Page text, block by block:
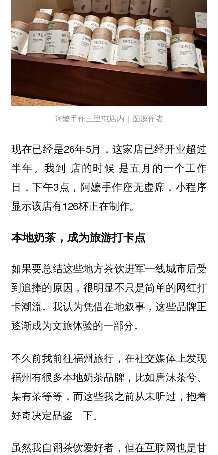
阿嬷手作三里屯店内｜图源作者
现在已经是26年5月，这家店已经开业超过
半年。我到 店的时候 是五月的一个工作
日，下午3点，阿嬷手作座无虚席，小程序
显示该店有126杯正在制作。
本地奶茶，成为旅游打卡点
如果要总结这些地方茶饮进军一线城市后受
到追捧的原因，很明显不只是简单的网红打
卡潮流。我认为凭借在地叙事，这些品牌正
逐渐成为文旅体验的一部分。
不久前我前往福州旅行，在社交媒体上发现
福州有很多本地奶茶品牌，比如唐沫茶兮、
某有茶等等，而这些我之前从未听过，抱着
好奇决定品鉴一下。
虽然我自诩茶饮爱好者，但在互联网也是甘